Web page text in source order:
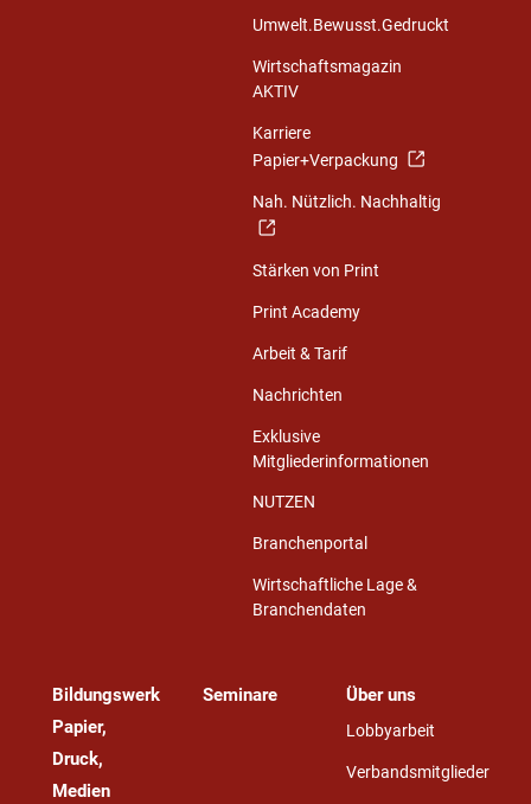
Umwelt.Bewusst.Gedruckt
Wirtschaftsmagazin
AKTIV
Karriere
Papier+Verpackung
Nah. Nützlich. Nachhaltig
Stärken von Print
Print Academy
Arbeit & Tarif
Nachrichten
Exklusive
Mitgliederinformationen
NUTZEN
Branchenportal
Wirtschaftliche Lage &
Branchendaten
Bildungswerk
Papier,
Druck,
Medien
Seminare Über uns
Lobbyarbeit
Verbandsmitglieder